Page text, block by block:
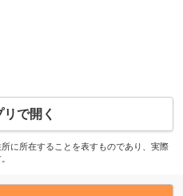
で開く
に所在することを表すものであり、実際